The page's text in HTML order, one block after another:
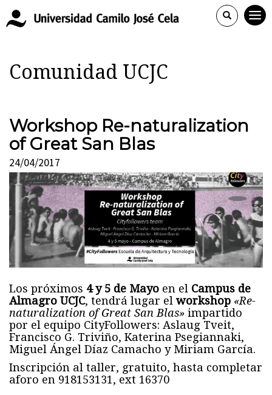
Comunidad UCJC
Workshop Re-naturalization
of Great San Blas
24/04/2017
Los próximos 4 y 5 de Mayo en el Campus de
Almagro UCJC, tendrá lugar el workshop «Re-
naturalization of Great San Blas» impartido
por el equipo CityFollowers: Aslaug Tveit,
Francisco G. Triviño, Katerina Psegiannaki,
Miguel Ángel Díaz Camacho y Miriam García.
Inscripción al taller, gratuito, hasta completar
aforo en 918153131, ext 16370